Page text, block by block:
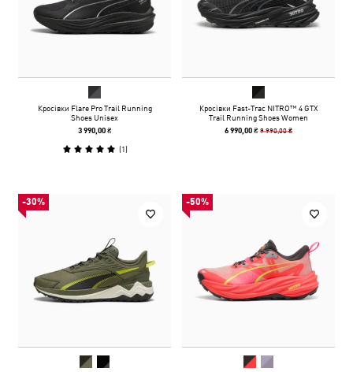
Кросівки Flare Pro Trail Running
Shoes Unisex
3 990,00 ₴
(1)
Кросівки Fast-Trac NITRO™ 4 GTX
Trail Running Shoes Women
6 990,00 ₴9 990,00 ₴
-30% -50%